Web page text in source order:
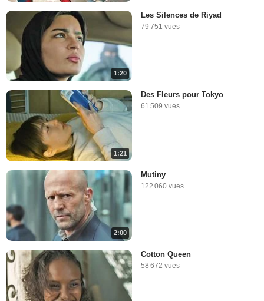
1:20
Les Silences de Riyad
79 751 vues
1:21
Des Fleurs pour Tokyo
61 509 vues
2:00
Mutiny
122 060 vues
Cotton Queen
58 672 vues